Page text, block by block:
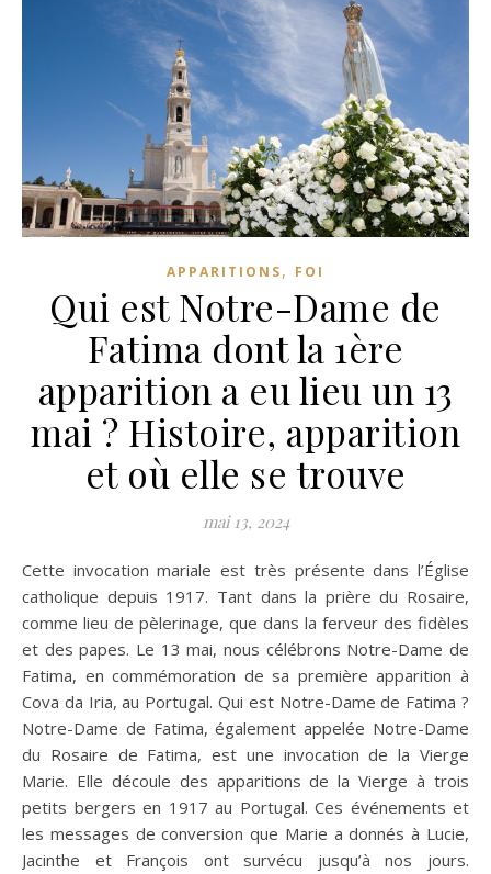
APPARITIONS, FOI
Qui est Notre-Dame de
Fatima dont la 1ère
apparition a eu lieu un 13
mai ? Histoire, apparition
et où elle se trouve
mai 13, 2024
Cette invocation mariale est très présente dans l’Église
catholique depuis 1917. Tant dans la prière du Rosaire,
comme lieu de pèlerinage, que dans la ferveur des fidèles
et des papes. Le 13 mai, nous célébrons Notre-Dame de
Fatima, en commémoration de sa première apparition à
Cova da Iria, au Portugal. Qui est Notre-Dame de Fatima ?
Notre-Dame de Fatima, également appelée Notre-Dame
du Rosaire de Fatima, est une invocation de la Vierge
Marie. Elle découle des apparitions de la Vierge à trois
petits bergers en 1917 au Portugal. Ces événements et
les messages de conversion que Marie a donnés à Lucie,
Jacinthe et François ont survécu jusqu’à nos jours.